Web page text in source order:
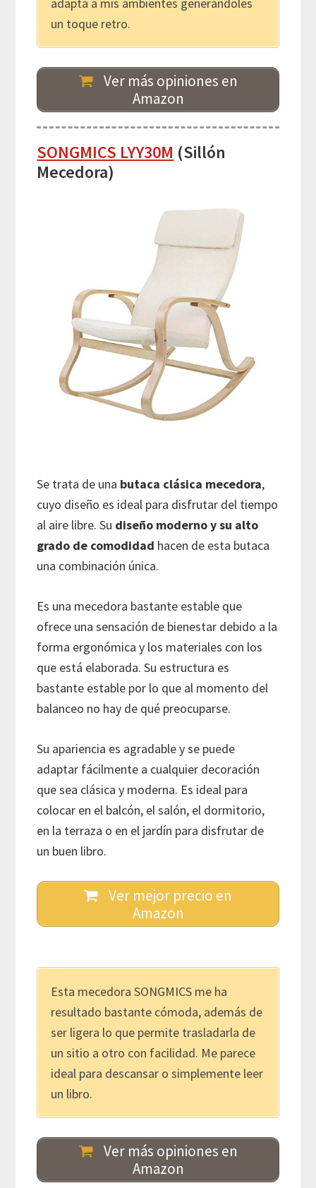
un toque retro.
Ver más opiniones en
Amazon
SONGMICS LYY30M (Sillón
Mecedora)
Se trata de una butaca clásica mecedora,
cuyo diseño es ideal para disfrutar del tiempo
al aire libre. Su diseño moderno y su alto
grado de comodidad hacen de esta butaca
una combinación única.
Es una mecedora bastante estable que
ofrece una sensación de bienestar debido a la
forma ergonómica y los materiales con los
que está elaborada. Su estructura es
bastante estable por lo que al momento del
balanceo no hay de qué preocuparse.
Su apariencia es agradable y se puede
adaptar fácilmente a cualquier decoración
que sea clásica y moderna. Es ideal para
colocar en el balcón, el salón, el dormitorio,
en la terraza o en el jardín para disfrutar de
un buen libro.
Ver mejor precio en
Amazon
Esta mecedora SONGMICS me ha
resultado bastante cómoda, además de
ser ligera lo que permite trasladarla de
un sitio a otro con facilidad. Me parece
ideal para descansar o simplemente leer
un libro.
Ver más opiniones en
Amazon